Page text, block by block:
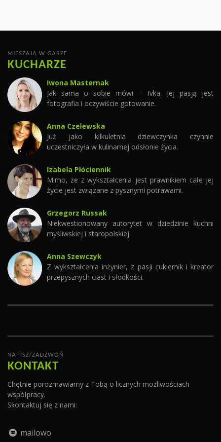
MIESZAJĄ W GARZE
KUCHARZE
Iwona Masternak
Jak sama o sobie mówi – Ivka. Jej pasją jest
fotografia i oczywiście gotowanie.
Anna Czelewska
Już jako kilkuletnia dziewczynka czynnie
uczestniczyła w kulinarnej odsłonie życia.
Izabela Płóciennik
Mimo, że z wykształcenia jest prawnikiem całe jej
życie jest związane z pysznymi potrawami.
Grzegorz Russak
Niekwestionowany autorytet w dziedzinie kuchni
myśliwskiej i staropolskiej.
Anna Szewczyk
Z wykształcenia inżynier, z pasji cukiernik i kreator
przepysznych ciast i słodkości.
NAPISZ/ZADZWOŃ
KONTAKT
Chętnie porozmawiamy z Tobą o licznych możliwościach
współpracy.
Skontaktuj się z nami:
mailowo